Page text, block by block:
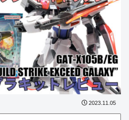
2023.11.05